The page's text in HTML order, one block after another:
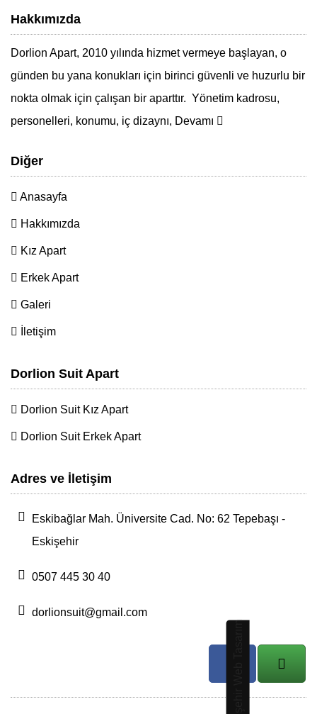
Hakkımızda
Dorlion Apart, 2010 yılında hizmet vermeye başlayan, o
günden bu yana konukları için birinci güvenli ve huzurlu bir
nokta olmak için çalışan bir aparttır. Yönetim kadrosu,
personelleri, konumu, iç dizaynı, Devamı
Diğer
Anasayfa
Hakkımızda
Kız Apart
Erkek Apart
Galeri
İletişim
Dorlion Suit Apart
Dorlion Suit Kız Apart
Dorlion Suit Erkek Apart
Adres ve İletişim
Eskibağlar Mah. Üniversite Cad. No: 62 Tepebaşı -
Eskişehir
0507 445 30 40
dorlionsuit@gmail.com